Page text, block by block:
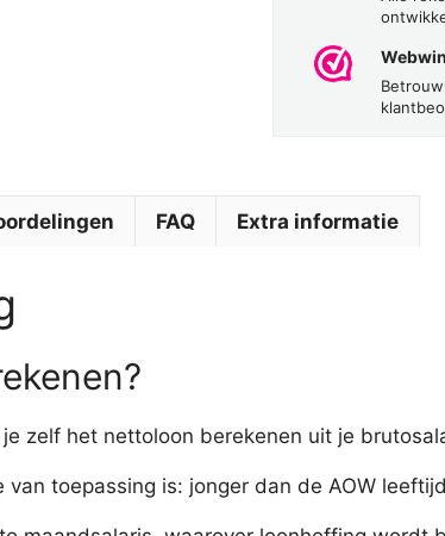
FAQ Extra informatie
zelf het nettoloon berekenen uit je
van toepassing is: jonger dan de AOW